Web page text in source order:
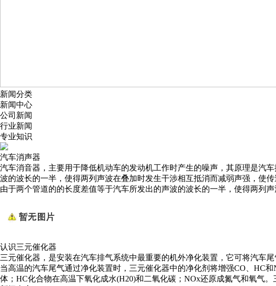
新闻分类
新闻中心
公司新闻
行业新闻
专业知识
汽车消声器
汽车消音器，主要用于降低机动车的发动机工作时产生的噪声，其原理是汽
波的波长的一半，使得两列声波在叠加时发生干涉相互抵消而减弱声强，使
由于两个管道的的长度差值等于汽车所发出的声波的波长的一半，使得两列
认识三元催化器
三元催化器，是安装在汽车排气系统中最重要的机外净化装置，它可将汽车
当高温的汽车尾气通过净化装置时，三元催化器中的净化剂将增强CO、HC
体；HC化合物在高温下氧化成水(H20)和二氧化碳；NOx还原成氮气和氧气